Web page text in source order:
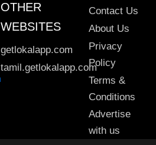
OTHER
WEBSITES
getlokalapp.com
tamil.getlokalapp.com
Contact Us
About Us
Privacy
Policy
Terms &
Conditions
Advertise
with us